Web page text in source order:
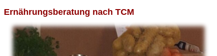
Ernährungsberatung nach TCM